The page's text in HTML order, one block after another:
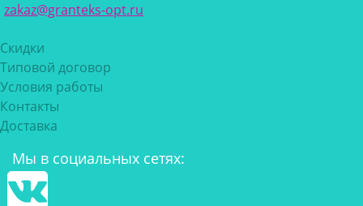
zakaz@granteks-opt.ru
Скидки
Типовой договор
Условия работы
Контакты
Доставка
Мы в социальных сетях: